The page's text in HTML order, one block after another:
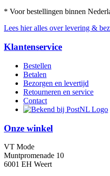
* Voor bestellingen binnen
Lees hier alles over levering &
Klantenservice
Bestellen
Betalen
Bezorgen en levertijd
Retourneren en service
Contact
Onze winkel
VT Mode
Muntpromenade 10
6001 EH Weert